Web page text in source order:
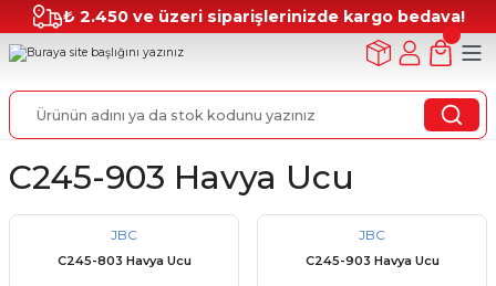
₺ 2.450 ve üzeri siparişlerinizde kargo bedava!
C245-903 Havya Ucu
JBC
C245-803 Havya Ucu
JBC
C245-903 Havya Ucu